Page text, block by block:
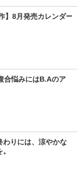
8月発売カレンダー
合悩みにはB.Aのア
わりには、涼やかな